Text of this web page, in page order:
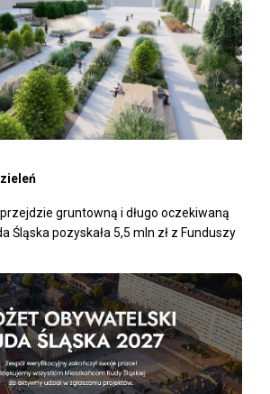
przejdzie gruntowną i długo oczekiwaną
Śląska pozyskała 5,5 mln zł z Funduszy